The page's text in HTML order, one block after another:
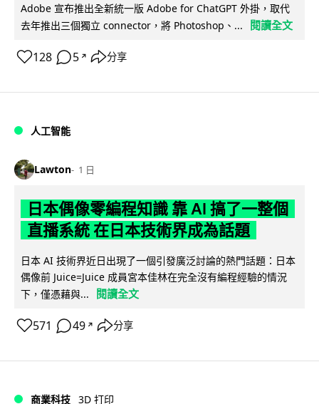
Adobe 宣布推出全新統一版 Adobe for ChatGPT 外掛，取代
去年推出三個獨立 connector，將 Photoshop、...
閱讀全文
128 5 ↗ 分享
人工智能
Lawton 1 日
日本偶像零編程知識 靠 AI 搞了一整個
直播系統 在日本技術界成為話題
日本 AI 技術界近日出現了一個引發廣泛討論的熱門話題：日本
偶像前 Juice=Juice 成員宮本佳林在完全沒有編程經驗的情況
下，僅憑藉與...
閱讀全文
571 49 ↗ 分享
商業科技 3D 打印